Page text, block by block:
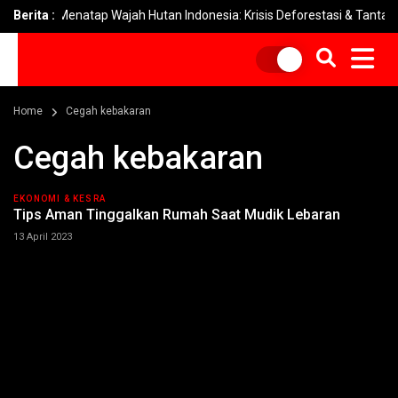
Berita :
Menatap Wajah Hutan Indonesia: Krisis Deforestasi & Tantangan
Home Cegah kebakaran
Cegah kebakaran
EKONOMI & KESRA
Tips Aman Tinggalkan Rumah Saat Mudik Lebaran
13 April 2023